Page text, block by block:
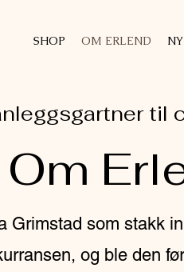
SHOP OM ERLEND
til
Om
Grimstad som stakk
og ble den